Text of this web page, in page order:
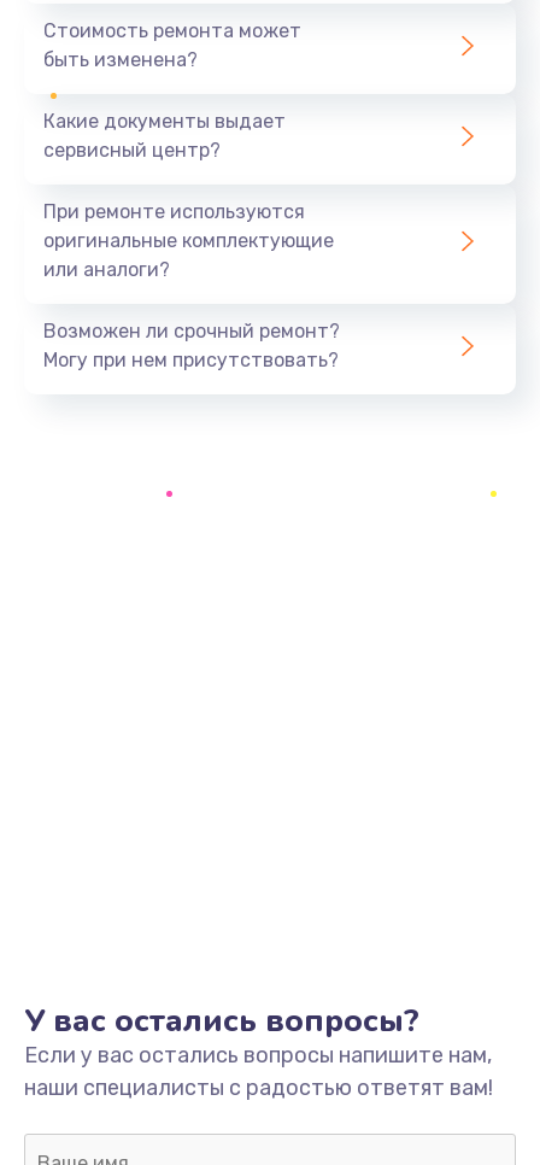
1600 руб.
Замена USB порта
Замена материнской платы
Заказать
Ремонт динамика
400 руб.
Заказать
Стоимость ремонта может
быть изменена?
Какие документы выдает
сервисный центр?
При ремонте используются
оригинальные комплектующие
или аналоги?
Возможен ли срочный ремонт?
Могу при нем присутствовать?
У вас остались вопросы?
Если у вас остались вопросы напишите нам,
наши специалисты с радостью ответят вам!